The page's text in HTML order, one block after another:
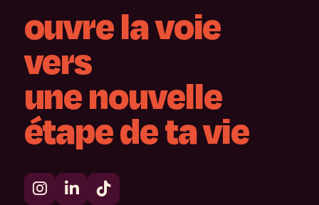
ouvrelavoie
vers
unenouvelle
étapedetavie